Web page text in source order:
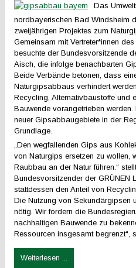
Das
nordbayerischen Bad Windsheim
zweijährigen Projektes zum
Gemeinsam mit Vertreter*innen
besuchte der Bundesvorsitzende
Aisch, die infolge benachbarten
Beide Verbände betonen, dass
Naturgipsabbaus verhindert
Recycling, Alternativbaustoffe und
Bauwende vorangetrieben
neuer Gipsabbaugebiete in der
Grundlage.
„Den wegfallenden Gips aus
von Naturgips ersetzen zu wollen,
Raubbau an der Natur führen.“
Bundesvorsitzender der GRÜNEN
stattdessen den Anteil von
Die Nutzung von Sekundärgipsen
nötig. Wir fordern die
nachhaltigen Bauwende zu
Ressourcen insgesamt begrenzt“,
Weiterlesen ...